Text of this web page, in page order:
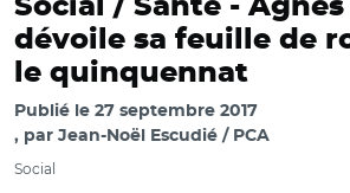
Social / Santé -
dévoile sa feuille de
le quinquennat
Publié le 27 septembre 2017
par Jean-Noël Escudié / PCA
Social